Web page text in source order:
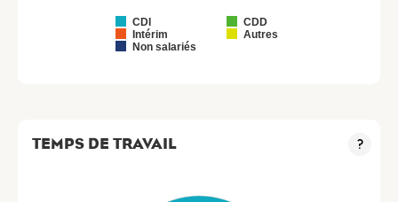
CDI
CDD
Intérim
Autres
Non salariés
TEMPS DE TRAVAIL ?